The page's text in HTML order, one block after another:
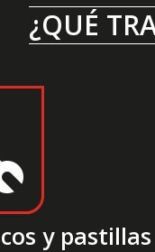
¿QUÉ
y pastillas